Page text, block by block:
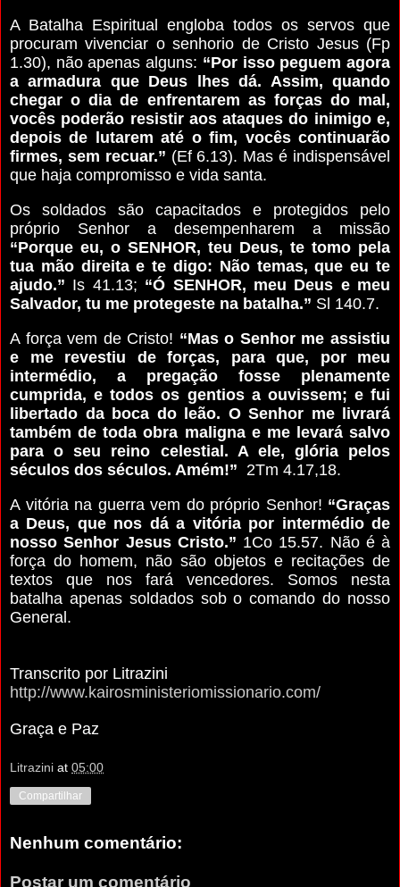
A Batalha Espiritual engloba todos os servos que
procuram vivenciar o senhorio de Cristo Jesus (Fp
1.30), não apenas alguns: “Por isso peguem agora
a armadura que Deus lhes dá. Assim, quando
chegar o dia de enfrentarem as forças do mal,
vocês poderão resistir aos ataques do inimigo e,
depois de lutarem até o fim, vocês continuarão
firmes, sem recuar.” (Ef 6.13). Mas é indispensável
que haja compromisso e vida santa.
Os soldados são capacitados e protegidos pelo
próprio Senhor a desempenharem a missão
“Porque eu, o SENHOR, teu Deus, te tomo pela
tua mão direita e te digo: Não temas, que eu te
ajudo.” Is 41.13; “Ó SENHOR, meu Deus e meu
Salvador, tu me protegeste na batalha.” Sl 140.7.
A força vem de Cristo! “Mas o Senhor me assistiu
e me revestiu de forças, para que, por meu
intermédio, a pregação fosse plenamente
cumprida, e todos os gentios a ouvissem; e fui
libertado da boca do leão. O Senhor me livrará
também de toda obra maligna e me levará salvo
para o seu reino celestial. A ele, glória pelos
séculos dos séculos. Amém!” 2Tm 4.17,18.
A vitória na guerra vem do próprio Senhor! “Graças
a Deus, que nos dá a vitória por intermédio de
nosso Senhor Jesus Cristo.” 1Co 15.57. Não é à
força do homem, não são objetos e recitações de
textos que nos fará vencedores. Somos nesta
batalha apenas soldados sob o comando do nosso
General.
Transcrito por Litrazini
http://www.kairosministeriomissionario.com/
Graça e Paz
Litrazini at 05:00
Compartilhar
Nenhum comentário:
Postar um comentário